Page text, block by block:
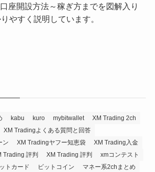
座開設方法～稼ぎ方までを図解入り
やすく説明しています。
kabu kuro mybitwallet
XM Trading 2ch
XM Tradingよくある質問と回答
ン
XM Tradingヤフー知恵袋
XM Trading入金
Trading 評判 XM Trading 評判
xmコンテスト
トカード ビットコイン
マネー系2chまとめ